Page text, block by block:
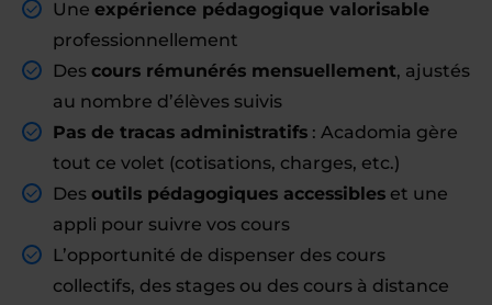
Une expérience pédagogique valorisable
professionnellement
Des cours rémunérés mensuellement, ajustés
au nombre d’élèves suivis
Pas de tracas administratifs : Acadomia gère
tout ce volet (cotisations, charges, etc.)
Des outils pédagogiques accessibles et une
appli pour suivre vos cours
L’opportunité de dispenser des cours
collectifs, des stages ou des cours à distance